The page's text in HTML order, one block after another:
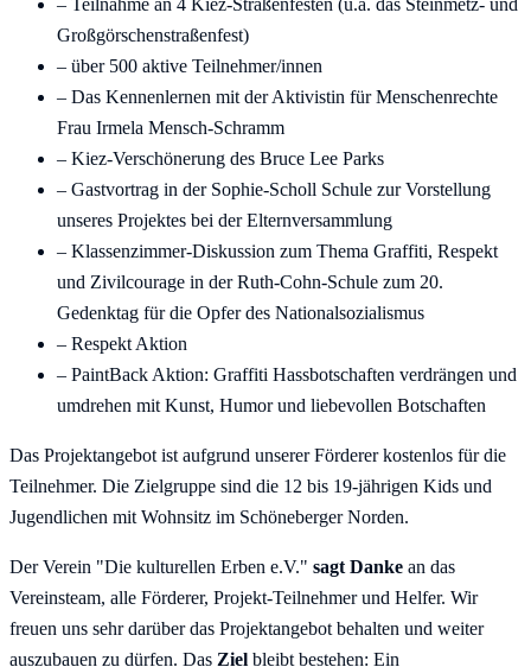
Großgörschenstraßenfest)
– über 500 aktive Teilnehmer/innen
– Das Kennenlernen mit der Aktivistin für Menschenrechte
Frau Irmela Mensch-Schramm
– Kiez-Verschönerung des Bruce Lee Parks
– Gastvortrag in der Sophie-Scholl Schule zur Vorstellung
unseres Projektes bei der Elternversammlung
– Klassenzimmer-Diskussion zum Thema Graffiti, Respekt
und Zivilcourage in der Ruth-Cohn-Schule zum 20.
Gedenktag für die Opfer des Nationalsozialismus
– Respekt Aktion
– PaintBack Aktion: Graffiti Hassbotschaften verdrängen und
umdrehen mit Kunst, Humor und liebevollen Botschaften
Das Projektangebot ist aufgrund unserer Förderer kostenlos für die
Teilnehmer. Die Zielgruppe sind die 12 bis 19-jährigen Kids und
Jugendlichen mit Wohnsitz im Schöneberger Norden.
Der Verein "Die kulturellen Erben e.V." sagt Danke an das
Vereinsteam, alle Förderer, Projekt-Teilnehmer und Helfer. Wir
freuen uns sehr darüber das Projektangebot behalten und weiter
auszubauen zu dürfen. Das Ziel bleibt bestehen: Ein